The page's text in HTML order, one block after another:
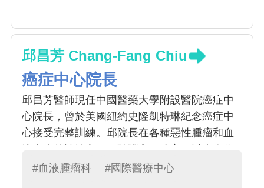
邱昌芳 Chang-Fang Chiu
癌症中心院長
邱昌芳醫師現任中國醫藥大學附設醫院癌症中
心院長，曾於美國紐約史隆凱特琳紀念癌症中
心接受完整訓練。邱院長在各種惡性腫瘤和血
中心、多專科團隊的共同照護模式，應用於二
#血液腫瘤科 #國際醫療中心